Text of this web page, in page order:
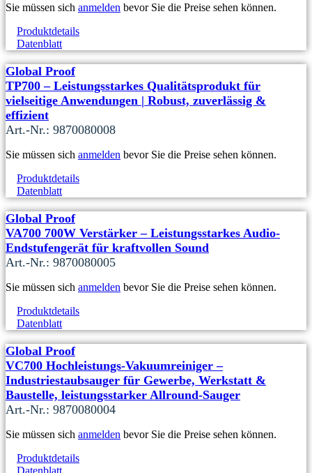
Sie müssen sich anmelden bevor Sie die Preise sehen können.
Produktdetails
Datenblatt
Global Proof
TP700 – Leistungsstarkes Qualitätsprodukt für
vielseitige Anwendungen | Robust, zuverlässig &
effizient
Art.-Nr.: 9870080008
Sie müssen sich anmelden bevor Sie die Preise sehen können.
Produktdetails
Datenblatt
Global Proof
VA700 700W Verstärker – Leistungsstarkes Audio-
Endstufengerät für kraftvollen Sound
Art.-Nr.: 9870080005
Sie müssen sich anmelden bevor Sie die Preise sehen können.
Produktdetails
Datenblatt
Global Proof
VC700 Hochleistungs‑Vakuumreiniger –
Industriestaubsauger für Gewerbe, Werkstatt &
Baustelle, leistungsstarker Allround‑Sauger
Art.-Nr.: 9870080004
Sie müssen sich anmelden bevor Sie die Preise sehen können.
Produktdetails
Datenblatt